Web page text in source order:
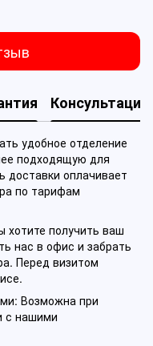
Консультация
удобное отделение
подходящую для
доставки оплачивает
по тарифам
хотите получить ваш
нас в офис и забрать
Перед визитом
Возможна при
с нашими